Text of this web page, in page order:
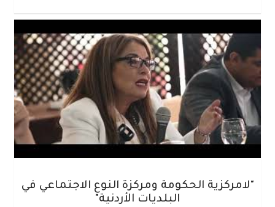
"لامركزية الحكومة ومركزة النوع الاجتماعي في
البلديات الأردنية"